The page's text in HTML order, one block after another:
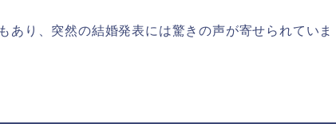
あり、突然の結婚発表には驚きの声が寄せられていま